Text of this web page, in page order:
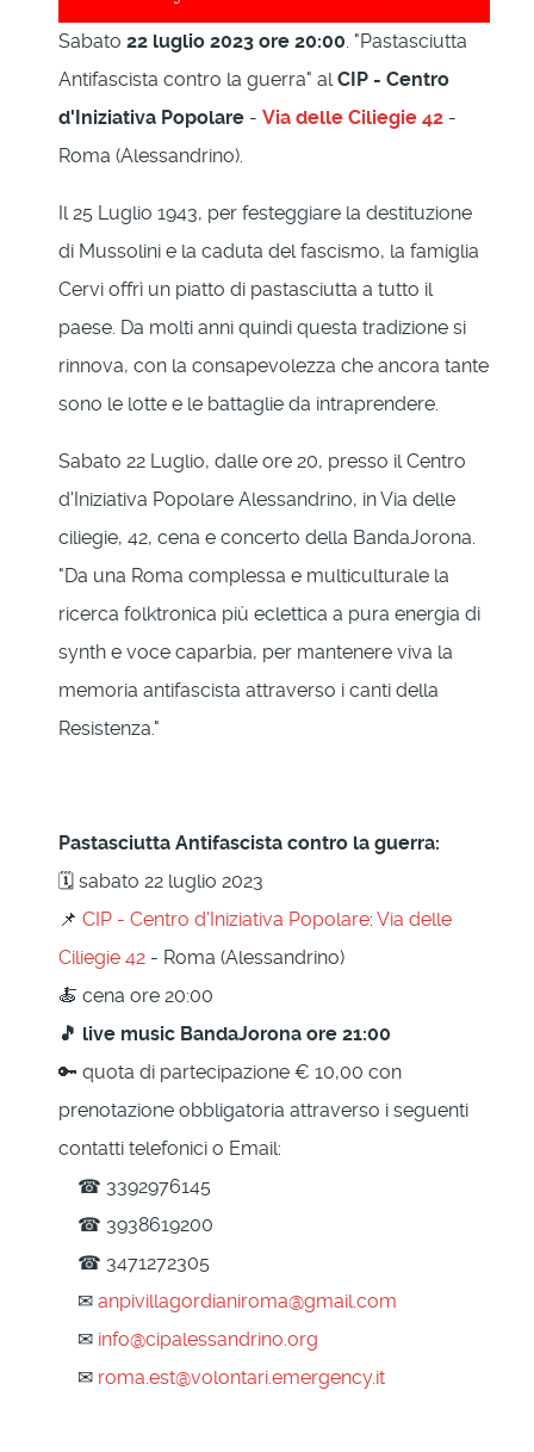
Sabato 22 luglio 2023 ore 20:00 . "Pastasciutta
Antifascista contro la guerra" al CIP - Centro
d'Iniziativa Popolare - Via delle Ciliegie 42 -
Roma (Alessandrino).
Il 25 Luglio 1943, per festeggiare la destituzione
di Mussolini e la caduta del fascismo, la famiglia
Cervi offrì un piatto di pastasciutta a tutto il
paese. Da molti anni quindi questa tradizione si
rinnova, con la consapevolezza che ancora tante
sono le lotte e le battaglie da intraprendere.
Sabato 22 Luglio, dalle ore 20, presso il Centro
d'Iniziativa Popolare Alessandrino, in Via delle
ciliegie, 42, cena e concerto della BandaJorona.
"Da una Roma complessa e multiculturale la
ricerca folktronica più eclettica a pura energia di
synth e voce caparbia, per mantenere viva la
memoria antifascista attraverso i canti della
Resistenza."
Pastasciutta Antifascista contro la guerra:
🗓 sabato 22 luglio 2023
📌 CIP - Centro d'Iniziativa Popolare: Via delle
Ciliegie 42 - Roma (Alessandrino)
🍝 cena ore 20:00
🎵 live music BandaJorona ore 21:00
🔑 quota di partecipazione € 10,00 con
prenotazione obbligatoria attraverso i seguenti
contatti telefonici o Email:
☎ 3392976145
☎ 3938619200
☎ 3471272305
✉ anpivillagordianiroma@gmail.com
✉ info@cipalessandrino.org
✉ roma.est@volontari.emergency.it